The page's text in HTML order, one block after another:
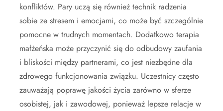
konfliktów. Pary uczą się również technik radzenia
sobie ze stresem i emocjami, co może być szczególnie
pomocne w trudnych momentach. Dodatkowo terapia
małżeńska może przyczynić się do odbudowy zaufania
i bliskości między partnerami, co jest niezbędne dla
zdrowego funkcjonowania związku. Uczestnicy często
zauważają poprawę jakości życia zarówno w sferze
osobistej, jak i zawodowej, ponieważ lepsze relacje w